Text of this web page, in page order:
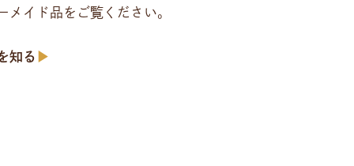
メイド品をご覧ください。
知る